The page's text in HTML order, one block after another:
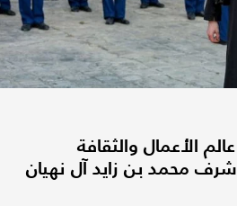
من عالم الأعمال والثقافة
محمد بن زايد آل نهيان